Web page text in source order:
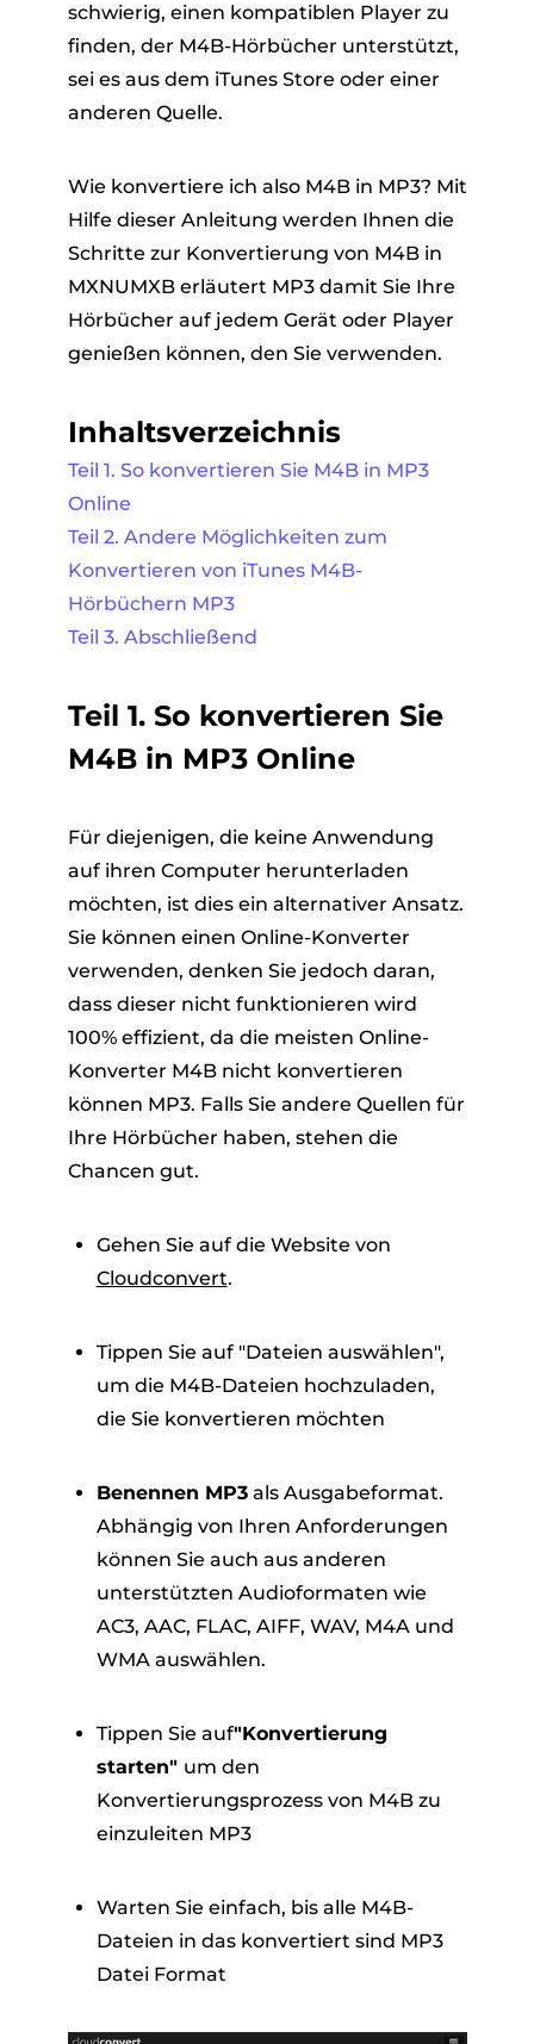
schwierig, einen kompatiblen Player zu
finden, der M4B-Hörbücher unterstützt,
sei es aus dem iTunes Store oder einer
anderen Quelle.
Wie konvertiere ich also M4B in MP3? Mit
Hilfe dieser Anleitung werden Ihnen die
Schritte zur Konvertierung von M4B in
MXNUMXB erläutert MP3 damit Sie Ihre
Hörbücher auf jedem Gerät oder Player
genießen können, den Sie verwenden.
Inhaltsverzeichnis
Teil 1. So konvertieren Sie M4B in MP3
Online
Teil 2. Andere Möglichkeiten zum
Konvertieren von iTunes M4B-
Hörbüchern MP3
Teil 3. Abschließend
Teil 1. So konvertieren Sie
M4B in MP3 Online
Für diejenigen, die keine Anwendung
auf ihren Computer herunterladen
möchten, ist dies ein alternativer Ansatz.
Sie können einen Online-Konverter
verwenden, denken Sie jedoch daran,
dass dieser nicht funktionieren wird
100% effizient, da die meisten Online-
Konverter M4B nicht konvertieren
können MP3. Falls Sie andere Quellen für
Ihre Hörbücher haben, stehen die
Chancen gut.
Gehen Sie auf die Website von
Cloudconvert.
Tippen Sie auf "Dateien auswählen",
um die M4B-Dateien hochzuladen,
die Sie konvertieren möchten
Benennen MP3als Ausgabeformat.
Abhängig von Ihren Anforderungen
können Sie auch aus anderen
unterstützten Audioformaten wie
AC3, AAC, FLAC, AIFF, WAV, M4A und
WMA auswählen.
Tippen Sie auf"Konvertierung
starten" um den
Konvertierungsprozess von M4B zu
einzuleiten MP3
Warten Sie einfach, bis alle M4B-
Dateien in das konvertiert sind MP3
Datei Format